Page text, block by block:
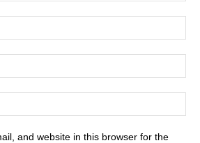
and website in this browser for the